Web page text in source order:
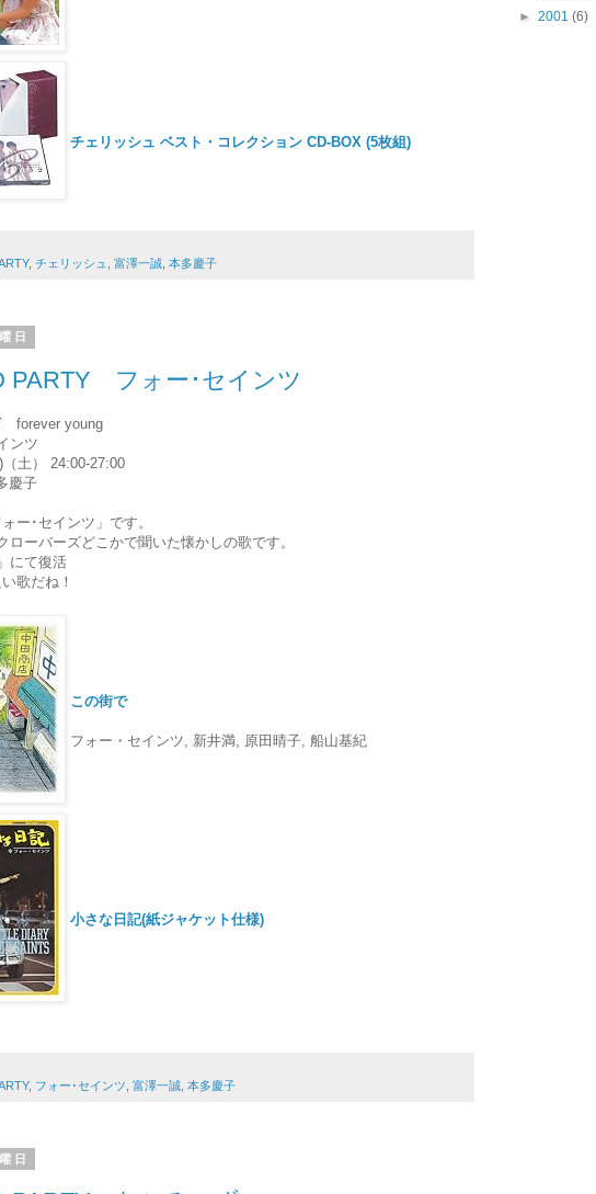
チェリッシュ ベスト・コレクション CD-BOX (5枚組)
, チェリッシュ 富澤一誠 本多慶子
日
PARTY フォー･セインツ
forever young
ンツ
土） 24:00-27:00
慶子
ー･セインツ」です。
ローバーズどこかで聞いた懐かしの歌です。
にて復活
歌だね！
この街で
フォー・セインツ, 新井満, 原田晴子, 船山基紀
小さな日記(紙ジャケット仕様)
, フォー･セインツ 富澤一誠 本多慶子
日
► 2001 (6)